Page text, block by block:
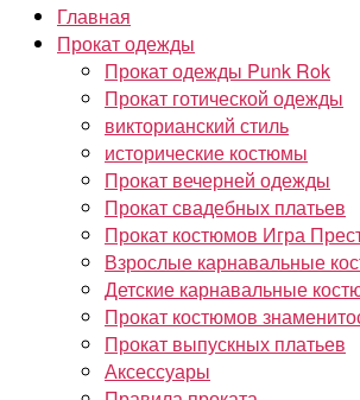
Главная
Прокат одежды
Прокат одежды Punk Rok
Прокат готической одежды
викторианский стиль
исторические костюмы
Прокат вечерней одежды
Прокат свадебных платьев
Прокат костюмов Игра
Взрослые карнавальные
Детские карнавальные
Прокат костюмов
Прокат выпускных платьев
Аксессуары